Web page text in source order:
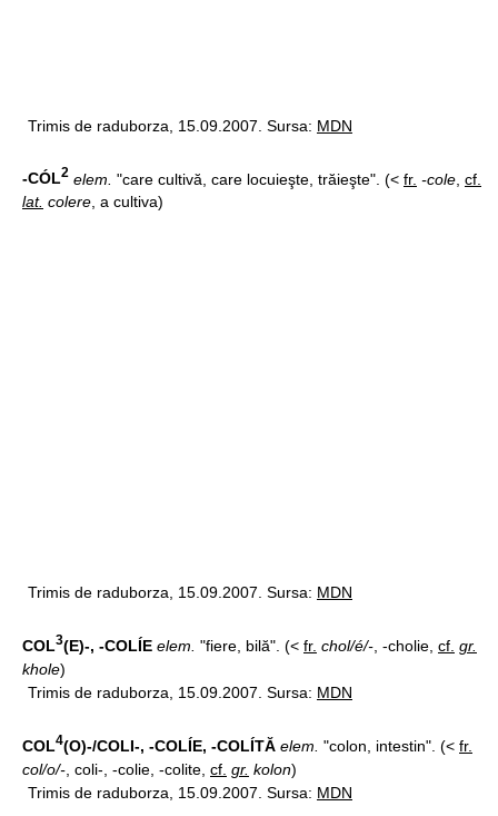
Trimis de raduborza, 15.09.2007. Sursa: MDN
-CÓL2 elem. "care cultivă, care locuieşte, trăieşte". (< fr. -cole cf.
lat. colere, a cultiva)
Trimis de raduborza, 15.09.2007. Sursa: MDN
COL3(E)-, -COLÍE elem. "fiere, bilă". (< fr. chol/é/- , -cholie, cf. gr.
khole)
Trimis de raduborza, 15.09.2007. Sursa: MDN
COL4(O)-/COLI-, -COLÍE, -COLÍTĂ elem. "colon, intestin". (< fr.
col/o/- , coli-, -colie, -colite, cf. gr. kolon)
Trimis de raduborza, 15.09.2007. Sursa: MDN